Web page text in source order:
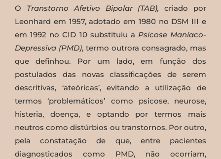
O Transtorno Afetivo Bipolar (TAB),criado por
Leonhard em 1957, adotado em 1980 no DSM III e
em 1992 no CID 10 substituiu a Psicose Maníaco-
Depressiva (PMD), termo outrora consagrado, mas
que definhou. Por um lado, em função dos
postulados das novas classificações de serem
descritivas, ‘ateóricas’, evitando a utilização de
termos ‘problemáticos’ como psicose, neurose,
histeria, doença, e optando por termos mais
neutros como distúrbios ou transtornos. Por outro,
pela constatação de que, entre pacientes
diagnosticados como PMD, não ocorriam,